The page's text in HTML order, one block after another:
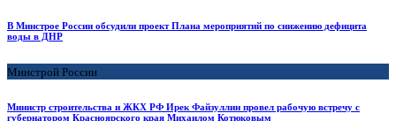
В Минстрое России обсудили проект Плана мероприятий по снижению дефицита
воды в ДНР
Минстрой России
Министр строительства и ЖКХ РФ Ирек Файзуллин провел рабочую встречу с
губернатором Красноярского края Михаилом Котюковым